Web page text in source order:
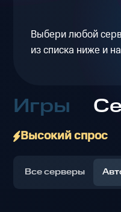
Выбери любой
из списка ниже и
Игры
Высокий спрос
Все серверы